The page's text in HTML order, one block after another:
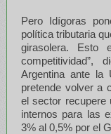
Pero Idígoras
política tributaria
girasolera. Esto
Argentina ante la
pretende volver a
el sector recupere
internos para las
3% al 0,5% por el